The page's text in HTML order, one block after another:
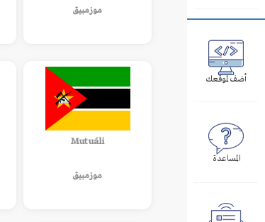
أضف لموقعك
المساعدة
موزمبيق
Mutuáli
موزمبيق